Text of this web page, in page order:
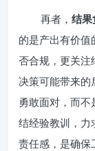
再者， 结果
的是产出有价
否合规，更关注
决策可能带来的
勇敢面对，而
结经验教训，力
责任感，是确保